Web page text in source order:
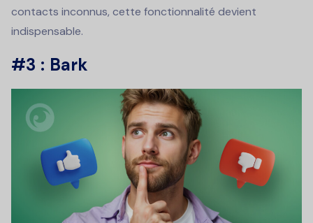
contacts inconnus, cette fonctionnalité devient
indispensable.
#3 : Bark